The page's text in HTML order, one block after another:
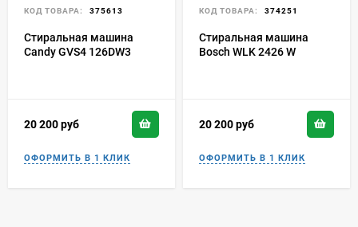
КОД ТОВАРА: 375613
Стиральная машина
Candy GVS4 126DW3
20 200руб
КОД ТОВАРА: 374251
Стиральная машина
Bosch WLK 2426 W
20 200руб